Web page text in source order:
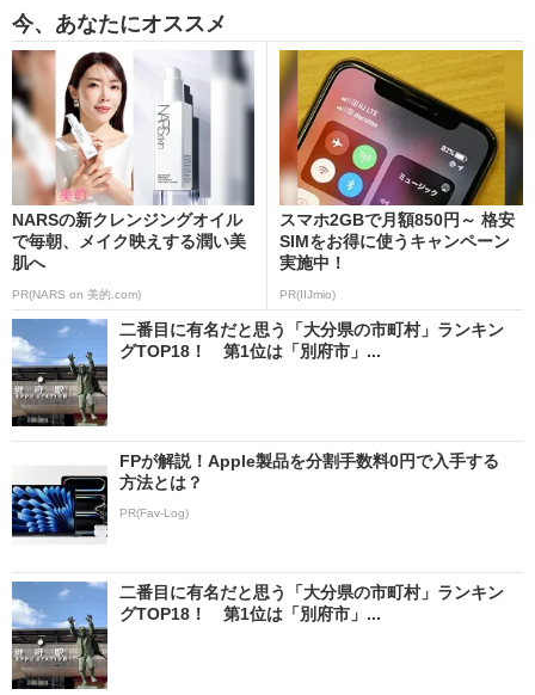
今、あなたにオススメ
NARSの新クレンジングオイル
で毎朝、メイク映えする潤い美
肌へ
PR(NARS on 美的.com)
スマホ2GBで月額850円～ 格安
SIMをお得に使うキャンペーン
実施中！
PR(IIJmio)
二番目に有名だと思う「大分県の市町村」ランキン
グTOP18！ 第1位は「別府市」...
FPが解説！Apple製品を分割手数料0円で入手する
方法とは？
PR(Fav-Log)
二番目に有名だと思う「大分県の市町村」ランキン
グTOP18！ 第1位は「別府市」...